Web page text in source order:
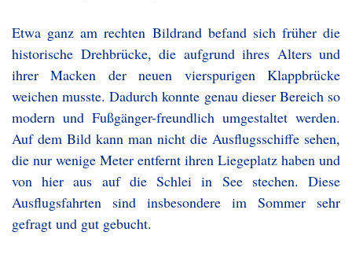
Etwa ganz am rechten Bildrand befand sich früher die
historische Drehbrücke, die aufgrund ihres Alters und
ihrer Macken der neuen vierspurigen Klappbrücke
weichen musste. Dadurch konnte genau dieser Bereich so
modern und Fußgänger-freundlich umgestaltet werden.
Auf dem Bild kann man nicht die Ausflugsschiffe sehen,
die nur wenige Meter entfernt ihren Liegeplatz haben und
von hier aus auf die Schlei in See stechen. Diese
Ausflugsfahrten sind insbesondere im Sommer sehr
gefragt und gut gebucht.